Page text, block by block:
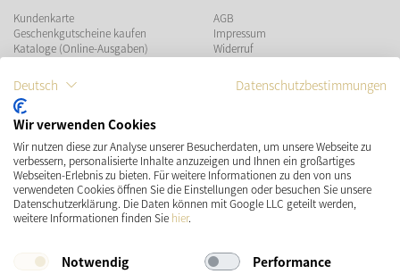
Kundenkarte
Geschenkgutscheine kaufen
Kataloge (Online-Ausgaben)
AGB
Impressum
Widerruf
Teilnahmebedingungen Gewinnspiel
ZAHLUNGSMÖGLICHKEITEN
VERSAND SOCIAL MEDIA
Deutsch Datenschutzbestimmungen
Wir verwenden Cookies
Wir nutzen diese zur Analyse unserer Besucherdaten, um unsere Webseite zu
verbessern, personalisierte Inhalte anzuzeigen und Ihnen ein großartiges
Webseiten-Erlebnis zu bieten. Für weitere Informationen zu den von uns
verwendeten Cookies öffnen Sie die Einstellungen oder besuchen Sie unsere
Datenschutzerklärung. Die Daten können mit Google LLC geteilt werden,
weitere Informationen finden Sie hier.
Notwendig
Performance